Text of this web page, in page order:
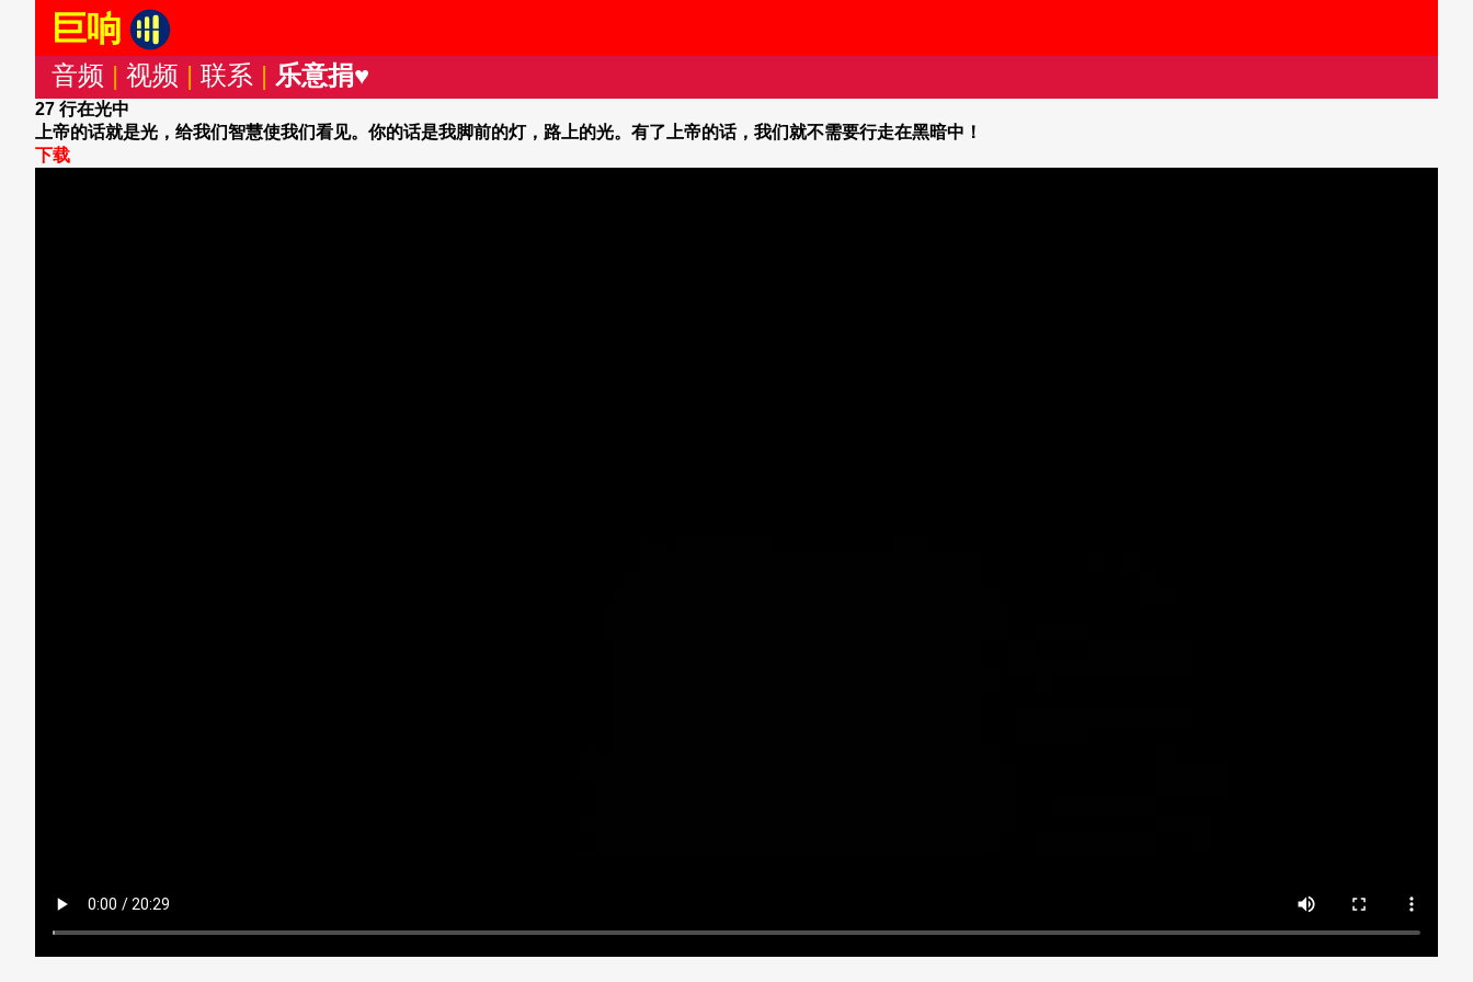
巨响
音频 | 视频 | 联系 | 乐意捐♥
27 行在光中
上帝的话就是光，给我们智慧使我们看见。你的话是我脚前的灯，路上的光。有了上帝的话，我们就不需要行走在黑暗中！
下载